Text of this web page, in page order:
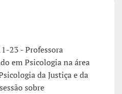
23 - Professora
em Psicologia na área
da Justiça e da
sobre